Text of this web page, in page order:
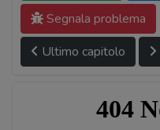
Segnala problema
Ultimo capitolo